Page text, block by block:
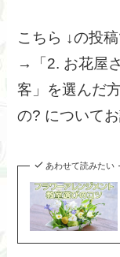
こちら ↓の投
→「2. お花屋
客」を選んだ
の? について
あわせて読みたい